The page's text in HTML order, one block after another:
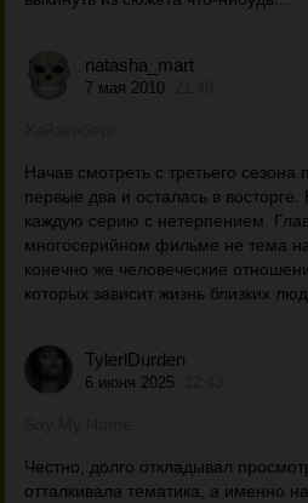
natasha_mart
7 мая 2010
Начав смотреть с третьего
первые два и осталась в
каждую серию с нетерпением.
многосерийном фильме не тема
конечно же человеческие
которых зависит жизнь близких
TylerlDurden
6 июня 2025
Честно, долго откладывал
отталкивала тематика, а именно